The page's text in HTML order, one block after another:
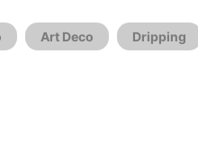
Art Deco Dripping